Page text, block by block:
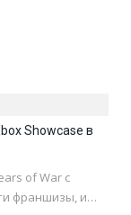
Showcase в
of War с
франшизы, и…